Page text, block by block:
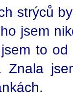
strýců
jsem
to
Znala